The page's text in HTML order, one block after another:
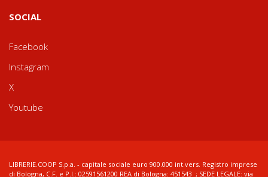
SOCIAL
Facebook
Instagram
X
Youtube
LIBRERIE.COOP S.p.a. - capitale sociale euro 900.000 int.vers. Registro imprese
di Bologna, C.F. e P.I.: 02591561200 REA di Bologna: 451543 ; SEDE LEGALE: via